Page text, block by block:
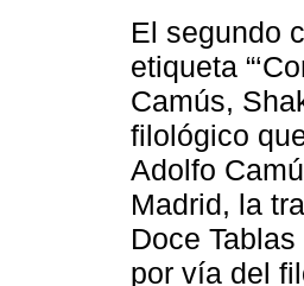
El segundo
etiqueta
Camús,
filológico
Adolfo
Madrid, la
Doce
por vía del